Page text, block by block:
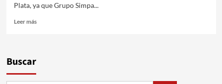
Plata, ya que Grupo Simpa...
Leer másLeer
Am
Buscar